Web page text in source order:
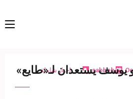
sabbeh اخبار شاملة
يوسف يستعدان لـ«طايع»